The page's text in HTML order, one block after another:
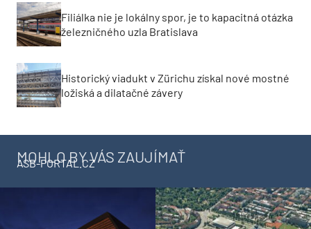
Filiálka nie je lokálny spor, je to kapacitná otázka
železničného uzla Bratislava
Historický viadukt v Zürichu získal nové mostné
ložiská a dilatačné závery
MOHLO BY VÁS ZAUJÍMAŤ
ASB-PORTAL.CZ